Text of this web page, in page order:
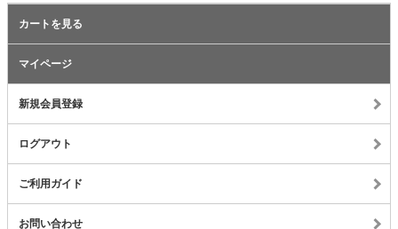
カートを見る
マイページ
新規会員登録
ログアウト
ご利用ガイド
お問い合わせ